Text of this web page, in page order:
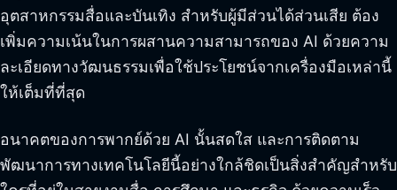
อุตสาหกรรมสื่อและบันเทิง สำหรับผู้มีส่วนได้ส่วนเสีย ต้อง
เพิ่มความเน้นในการผสานความสามารถของ AI ด้วยความ
ละเอียดทางวัฒนธรรมเพื่อใช้ประโยชน์จากเครื่องมือเหล่านี้
ให้เต็มที่ที่สุด
อนาคตของการพากย์ด้วย AI นั้นสดใส และการติดตาม
พัฒนาการทางเทคโนโลยีนี้อย่างใกล้ชิดเป็นสิ่งสำคัญสำหรับ